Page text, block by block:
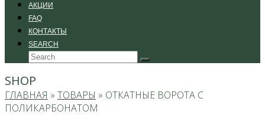
АКЦИИ
FAQ
КОНТАКТЫ
SEARCH
Search
Submit
SHOP
ГЛАВНАЯ » ТОВАРЫ » ОТКАТНЫЕ ВОРОТА С
ПОЛИКАРБОНАТОМ